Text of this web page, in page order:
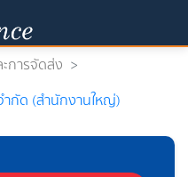
การจัดส่ง >
ำกัด (สำนักงานใหญ่)